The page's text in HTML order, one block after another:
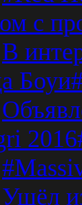
с
В
Ушёл